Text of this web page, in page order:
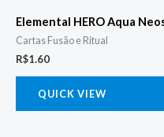
Elemental HERO Aqua
Cartas Fusão e Ritual
R$1.60
QUICK VIEW